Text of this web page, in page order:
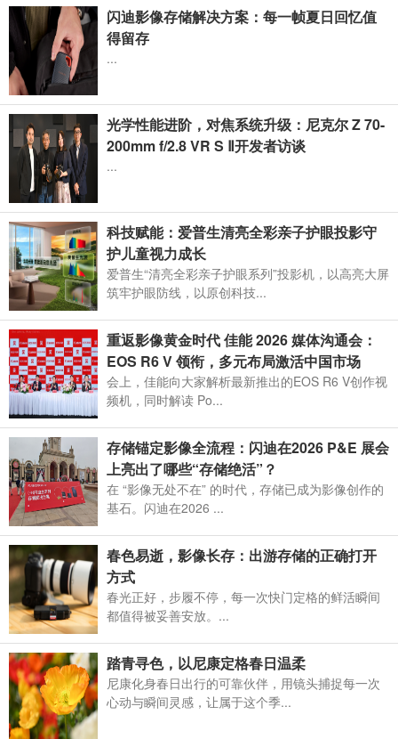
闪迪影像存储解决方案：每一帧夏日回忆值
得留存
...
光学性能进阶，对焦系统升级：尼克尔 Z 70-
200mm f/2.8 VR S Ⅱ开发者访谈
...
科技赋能：爱普生清亮全彩亲子护眼投影守
护儿童视力成长
爱普生“清亮全彩亲子护眼系列”投影机，以高亮大屏
筑牢护眼防线，以原创科技...
重返影像黄金时代 佳能 2026 媒体沟通会：
EOS R6 V 领衔，多元布局激活中国市场
会上，佳能向大家解析最新推出的EOS R6 V创作视
频机，同时解读 Po...
存储锚定影像全流程：闪迪在2026 P&E 展会
上亮出了哪些“存储绝活”？
在 “影像无处不在” 的时代，存储已成为影像创作的
基石。闪迪在2026 ...
春色易逝，影像长存：出游存储的正确打开
方式
春光正好，步履不停，每一次快门定格的鲜活瞬间
都值得被妥善安放。...
踏青寻色，以尼康定格春日温柔
尼康化身春日出行的可靠伙伴，用镜头捕捉每一次
心动与瞬间灵感，让属于这个季...